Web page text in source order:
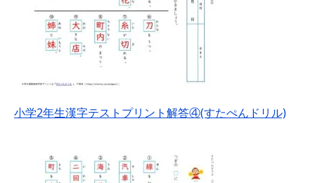
小学2年生漢字テストプリント解答④(すたぺんドリル)